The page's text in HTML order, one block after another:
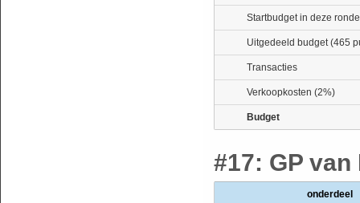
Startbudget in deze ronde
Uitgedeeld budget (465
Transacties
Verkoopkosten (2%)
Budget
#17: GP
onderdeel